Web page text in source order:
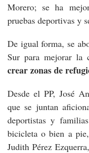
Morero; se ha
pruebas deportivas y
De igual forma, se
Sur para mejorar la
crear zonas de
Desde el PP, José
que se juntan
deportistas y
bicicleta o bien a
Judith Pérez